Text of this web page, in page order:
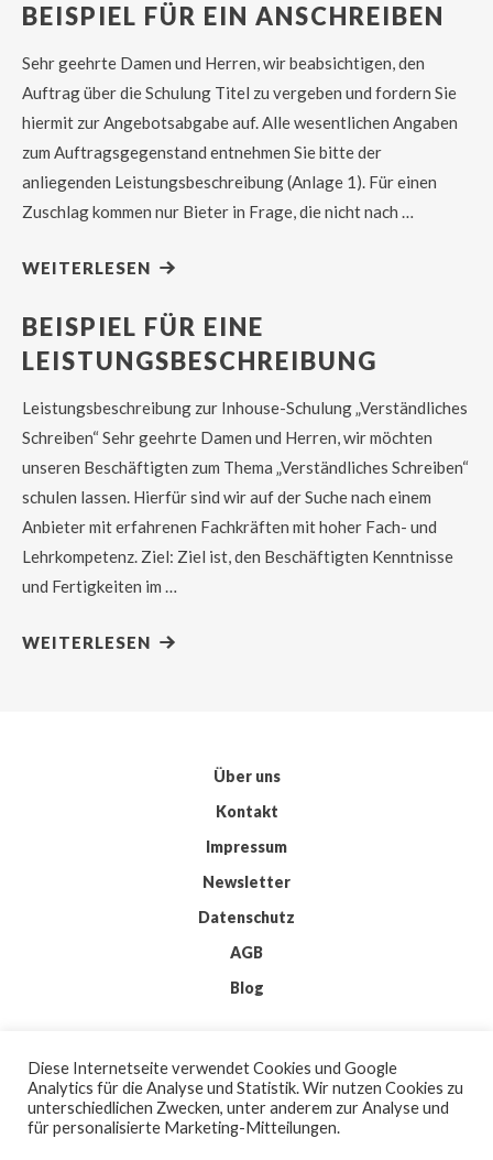
BEISPIEL FÜR EIN ANSCHREIBEN
Sehr geehrte Damen und Herren, wir beabsichtigen, den
Auftrag über die Schulung Titel zu vergeben und fordern Sie
hiermit zur Angebotsabgabe auf. Alle wesentlichen Angaben
zum Auftragsgegenstand entnehmen Sie bitte der
anliegenden Leistungsbeschreibung (Anlage 1). Für einen
Zuschlag kommen nur Bieter in Frage, die nicht nach …
WEITERLESEN
BEISPIEL FÜR EINE
LEISTUNGSBESCHREIBUNG
Leistungsbeschreibung zur Inhouse-Schulung „Verständliches
Schreiben“ Sehr geehrte Damen und Herren, wir möchten
unseren Beschäftigten zum Thema „Verständliches Schreiben“
schulen lassen. Hierfür sind wir auf der Suche nach einem
Anbieter mit erfahrenen Fachkräften mit hoher Fach- und
Lehrkompetenz. Ziel: Ziel ist, den Beschäftigten Kenntnisse
und Fertigkeiten im …
WEITERLESEN
Über uns
Kontakt
Impressum
Newsletter
Datenschutz
AGB
Blog
BYWORDPRESS
| THEME: ELMASTUDIO
| ICONS: FLATICON
Diese Internetseite verwendet Cookies und Google
Analytics für die Analyse und Statistik. Wir nutzen Cookies zu
unterschiedlichen Zwecken, unter anderem zur Analyse und
für personalisierte Marketing-Mitteilungen.